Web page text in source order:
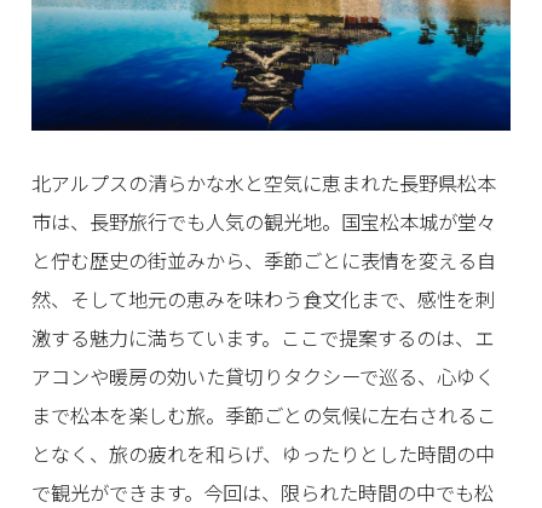
北アルプスの清らかな水と空気に恵まれた長野県松本
市は、長野旅行でも人気の観光地。国宝松本城が堂々
と佇む歴史の街並みから、季節ごとに表情を変える自
然、そして地元の恵みを味わう食文化まで、感性を刺
激する魅力に満ちています。ここで提案するのは、エ
アコンや暖房の効いた貸切りタクシーで巡る、心ゆく
まで松本を楽しむ旅。季節ごとの気候に左右されるこ
となく、旅の疲れを和らげ、ゆったりとした時間の中
で観光ができます。今回は、限られた時間の中でも松